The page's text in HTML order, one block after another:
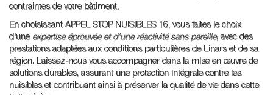
contraintes de votre bâtiment.
En choisissant APPEL STOP NUISIBLES 16, vous faites le choix
d'une expertise éprouvée et d'une réactivité sans pareille, avec des
prestations adaptées aux conditions particulières de Linars et de sa
région. Laissez-nous vous accompagner dans la mise en œuvre de
solutions durables, assurant une protection intégrale contre les
nuisibles et contribuant ainsi à préserver la qualité de vie dans cette